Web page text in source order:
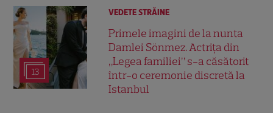
13
VEDETE STRĂINE
Primele imagini de la nunta
Damlei Sönmez. Actrița din
„Legea familiei” s-a căsătorit
într-o ceremonie discretă la
Istanbul